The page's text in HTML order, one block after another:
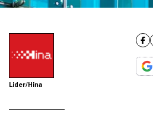
Lider/Hina